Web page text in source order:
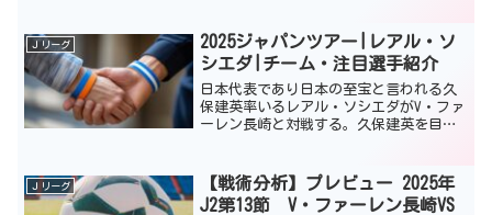
があったようで予定の4バックから3バッ
クの布陣に変更...
Ｊリーグ
2025ジャパンツアー|レアル・ソ
シエダ|チーム・注目選手紹介
日本代表であり日本の至宝と言われる久
保建英率いるレアル・ソシエダがV・ファ
ーレン長崎と対戦する。久保建英を目当
うなチームなのかを知ればこの試合を楽
しめるはずだ。 私もレ...
Ｊリーグ
【戦術分析】プレビュー 2025年
J2第13節 V・ファーレン長崎VS